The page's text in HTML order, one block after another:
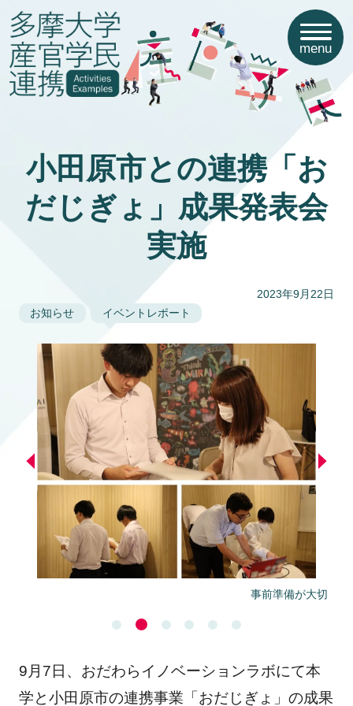
menu
小田原市との連携「お
だじぎょ」成果発表会
実施
2023年9月22日
お知らせ
イベントレポート
事前準備が大切
9月7日、おだわらイノベーションラボにて本
学と小田原市の連携事業「おだじぎょ」の成果